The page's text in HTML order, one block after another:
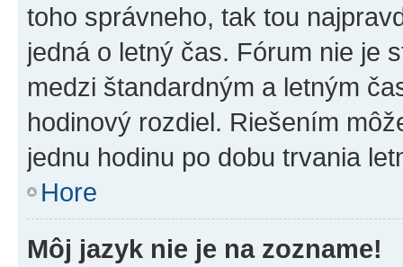
toho správneho, tak tou
jedná o letný čas. Fórum nie je
medzi štandardným a letným
hodinový rozdiel. Riešením
jednu hodinu po dobu trvania
Hore
Môj jazyk nie je na zozname!